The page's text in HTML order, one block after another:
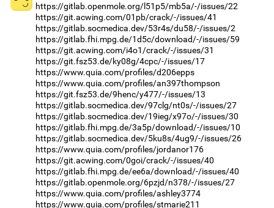
https://gitlab.openmole.org/l51p5/mb5a/-/issues/22
https://git.acwing.com/01pb/crack/-/issues/41
https://gitlab.socmedica.dev/53r4s/du58/-/issues/2
https://gitlab.fhi.mpg.de/1d5c/download/-/issues/59
https://git.acwing.com/i4o1/crack/-/issues/31
https://git.fsz53.de/ky08g/4cpc/-/issues/17
https://www.quia.com/profiles/d206epps
https://www.quia.com/profiles/an397thompson
https://git.fsz53.de/9henc/y477/-/issues/13
https://gitlab.socmedica.dev/97clg/nt0s/-/issues/27
https://gitlab.socmedica.dev/19ieg/x97o/-/issues/30
https://gitlab.fhi.mpg.de/3a5p/download/-/issues/10
https://gitlab.socmedica.dev/5ku8s/4ug9/-/issues/26
https://www.quia.com/profiles/jordanor176
https://git.acwing.com/0goi/crack/-/issues/40
https://gitlab.fhi.mpg.de/ee6a/download/-/issues/40
https://gitlab.openmole.org/6pzjd/n378/-/issues/27
https://www.quia.com/profiles/ashley3774
https://www.quia.com/profiles/stmarie211